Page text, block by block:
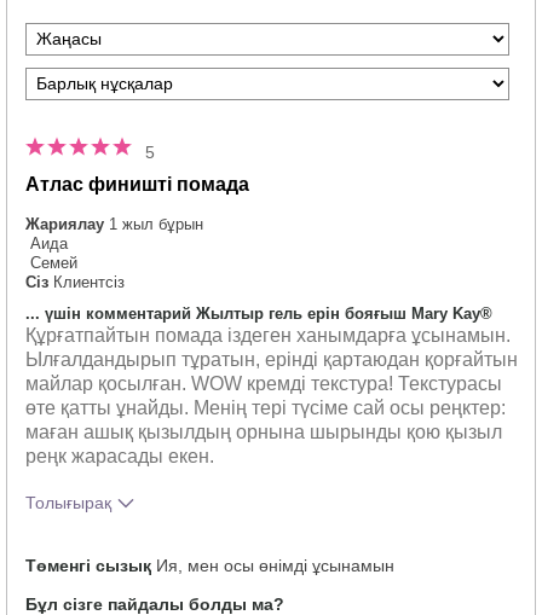
5
Атлас финишті помада
Жариялау 1 жыл бұрын
Аида
Семей
Сіз Клиентсіз
... үшін комментарий Жылтыр гель ерін бояғыш Mary Kay®
Құрғатпайтын помада іздеген ханымдарға ұсынамын.
Ылғалдандырып тұратын, ерінді қартаюдан қорғайтын
майлар қосылған. WOW кремді текстура! Текстурасы
өте қатты ұнайды. Менің тері түсіме сай осы реңктер:
маған ашық қызылдың орнына шырынды қою қызыл
реңк жарасады екен.
Толығырақ
ұнады?
Төменгі сызық Ия, мен осы өнімді ұсынамын
Бұл сізге пайдалы болды ма?